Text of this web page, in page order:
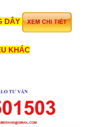
DÂY
KHÁC